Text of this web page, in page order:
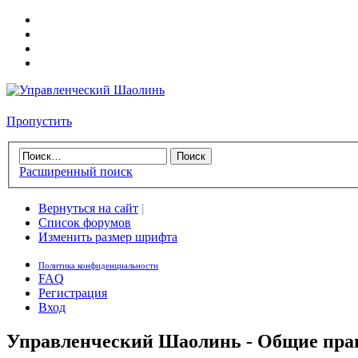
Пропустить
Расширенный поиск
Вернуться на сайт |
Список форумов
Изменить размер шрифта
Политика конфиденциальности
FAQ
Регистрация
Вход
Управленческий Шаолинь - Общие